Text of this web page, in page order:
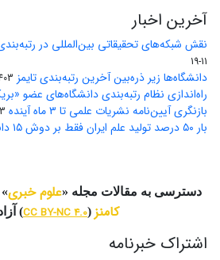
آخرین اخبار
نقش شبکه‌های تحقیقاتی بین‌المللی در
11-19
دانشگاه‌ها زیر ذره‌بین آخرین رتبه‌بندی تایمز 08-18
راه‌اندازی نظام رتبه‌بندی دانشگاه‌‌های عضو
بازنگری آیین‌نامه نشریات علمی تا ۳ ماه آینده
بار ۵۰ درصد تولید علم ایران فقط بر دوش ۱۵ دانشگاه کشور
دسترسی به مقالات مجله «علوم خبری
کامنز (
CC BY-NC 4.0
)
اشتراک خبرنامه